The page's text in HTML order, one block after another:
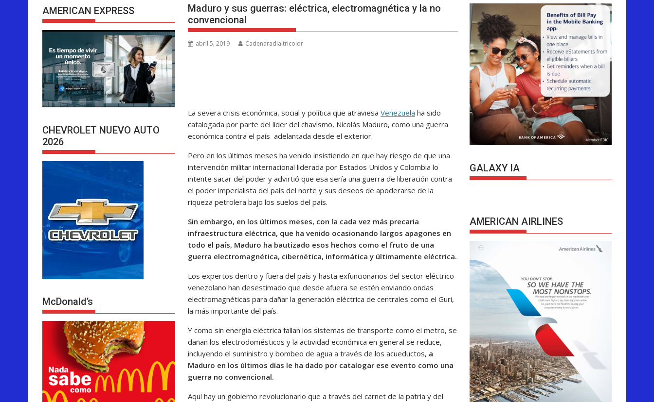
Maduro y sus guerras: eléctrica, electromagnética y la no
convencional
abril 5, 2019 Cadenaradialtricolor
La severa crisis económica, social y política que atraviesa Venezuela ha sido
catalogada por parte del líder del chavismo, Nicolás Maduro, como una guerra
económica contra el país adelantada desde el exterior.
Pero en los últimos meses ha venido insistiendo en que hay riesgo de que una
intervención militar internacional liderada por Estados Unidos y Colombia lo
intente sacar del poder y advirtió que esa sería una guerra de liberación contra
el poder imperialista del país del norte y sus deseos de apoderarse de la
riqueza petrolera bajo los suelos del país.
Sin embargo, en los últimos meses, con la cada vez más precaria
infraestructura eléctrica, que ha venido ocasionando largos apagones en
todo el país, Maduro ha bautizado esos hechos como el fruto de una
guerra electromagnética, cibernética, informática y últimamente eléctrica.
Los expertos dentro y fuera del país y hasta exfuncionarios del sector eléctrico
venezolano han desestimado que desde afuera se estén enviando ondas
electromagnéticas para dañar la generación eléctrica de centrales como el Guri,
la más importante del país.
Y como sin energía eléctrica fallan los sistemas de transporte como el metro, se
dañan los electrodomésticos y la actividad económica en general se reduce,
incluyendo el suministro y bombeo de agua a través de los acueductos, a
Maduro en los últimos días le ha dado por catalogar ese evento como una
guerra no convencional.
Aquí hay un gobierno revolucionario que a través del carnet de la patria y del
AMERICAN EXPRESS
CHEVROLET NUEVO AUTO
2026
McDonald’s
GALAXY IA
AMERICAN AIRLINES